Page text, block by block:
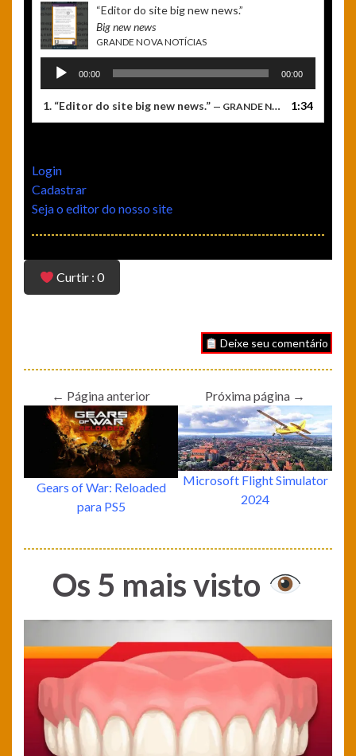
“ Editor do site big new news.”
Big new news
GRANDE NOVA NOTÍCIAS
Tocador
áudio
00:00 00:00
1. “ Editor do site big new news.” — GRANDE NOVA NOTÍCIAS 1:34
Login
Cadastrar
Seja o editor do nosso site
Curtir : 0
Deixe seu comentário
← Página anterior
Gears of War: Reloaded
para PS5
Próxima página →
Microsoft Flight Simulator
2024
Os 5 mais visto